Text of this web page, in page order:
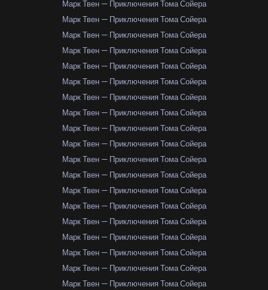
Марк Твен — Приключения Тома Сойера
Марк Твен — Приключения Тома Сойера
Марк Твен — Приключения Тома Сойера
Марк Твен — Приключения Тома Сойера
Марк Твен — Приключения Тома Сойера
Марк Твен — Приключения Тома Сойера
Марк Твен — Приключения Тома Сойера
Марк Твен — Приключения Тома Сойера
Марк Твен — Приключения Тома Сойера
Марк Твен — Приключения Тома Сойера
Марк Твен — Приключения Тома Сойера
Марк Твен — Приключения Тома Сойера
Марк Твен — Приключения Тома Сойера
Марк Твен — Приключения Тома Сойера
Марк Твен — Приключения Тома Сойера
Марк Твен — Приключения Тома Сойера
Марк Твен — Приключения Тома Сойера
Марк Твен — Приключения Тома Сойера
Марк Твен — Приключения Тома Сойера